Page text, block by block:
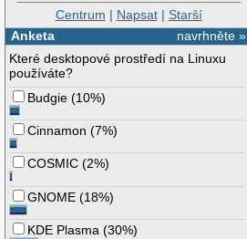
Centrum | Napsat| Starší
navrhněte »
Anketa
Které desktopové prostředí na Linuxu
používáte?
Budgie (10%)
Cinnamon (7%)
COSMIC (2%)
GNOME (18%)
KDE Plasma (30%)